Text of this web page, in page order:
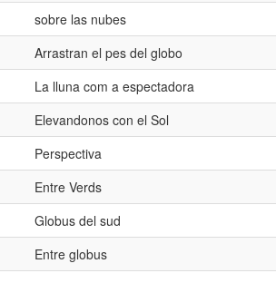
sobre las nubes
Arrastran el pes del globo
La lluna com a espectadora
Elevandonos con el Sol
Perspectiva
Entre Verds
Globus del sud
Entre globus